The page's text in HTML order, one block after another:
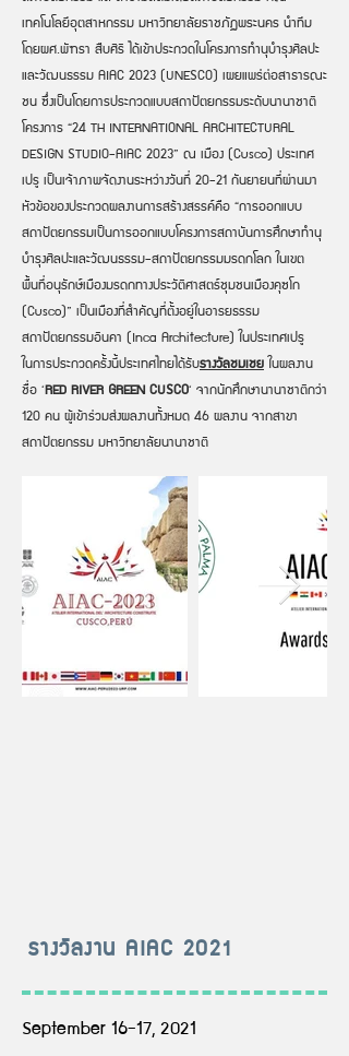
เทคโนโลยีอุตสาหกรรม มหาวิทยาลัยราชภัฏพระนคร นำทีม
โดยผศ.พัฑรา สืบศิริ ได้เข้าประกวดในโครงการทำนุบำรุงศิลปะ
และวัฒนธรรม AIAC 2023 (UNESCO) เผยแพร่ต่อสาธารณะ
ชน ซึ่งเป็นโดยการประกวดแบบสถาปัตยกรรมระดับนานาชาติ
โครงการ “24 TH INTERNATIONAL ARCHITECTURAL
DESIGN STUDIO-AIAC 2023” ณ เมือง (Cusco) ประเทศ
เปรู เป็นเจ้าภาพจัดงานระหว่างวันที่ 20-21 กันยายนที่ผ่านมา
หัวข้อของประกวดผลงานการสร้างสรรค์คือ “การออกแบบ
สถาปัตยกรรมเป็นการออกแบบโครงการสถาบันการศึกษาทำนุ
บำรุงศิลปะและวัฒนธรรม-สถาปัตยกรรมมรดกโลก ในเขต
พื้นที่อนุรักษ์เมืองมรดกทางประวัติศาสตร์ชุมชนเมืองคุซโก
(Cusco)” เป็นเมืองที่สำคัญที่ตั้งอยู่ในอารยธรรม
สถาปัตยกรรมอินคา (Inca Architecture) ในประเทศเปรู
ในการประกวดครั้งนี้ประเทศไทยได้รับรางวัลชมเชยในผลงาน
ชื่อ ‘RED RIVER GREEN CUSCO‘ จากนักศึกษานานาชาติกว่า
120 คน ผู้เข้าร่วมส่งผลงานทั้งหมด 46 ผลงาน จากสาขา
สถาปัตยกรรม มหาวิทยาลัยนานาชาติ
รางวัลงาน AIAC 2021
September 16-17, 2021